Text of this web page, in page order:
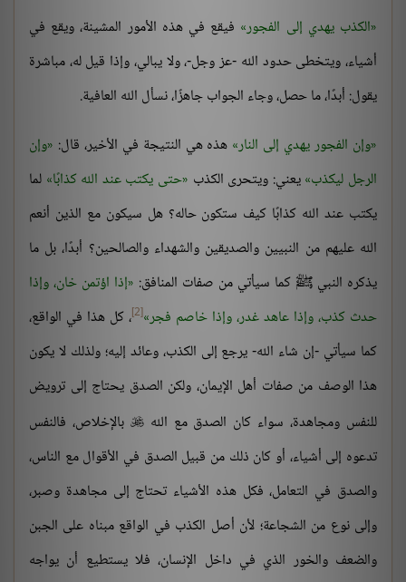
الكذب يهدي إلى الفجور فيقع في هذه الأمور المشينة، ويقع في
أشياء، ويتخطى حدود الله -عز وجل-، ولا يبالي، وإذا قيل له، مباشرة
يقول: أبدًا، ما حصل، وجاء الجواب جاهزًا، نسأل الله العافية.
وإن الفجور يهدي إلى النار هذه هي النتيجة في الأخير، قال: وإن
الرجل ليكذب يعني: ويتحرى الكذب حتى يكتب عند الله كذابًا لما
يكتب عند الله كذابًا كيف ستكون حاله؟ هل سيكون مع الذين أنعم
الله عليهم من النبيين والصديقين والشهداء والصالحين؟ أبدًا، بل ما
يذكره النبي ﷺ كما سيأتي من صفات المنافق: إذا اؤتمن خان، وإذا
حدث كذب، وإذا عاهد غدر، وإذا خاصم فجر [2] ، كل هذا في الواقع،
كما سيأتي -إن شاء الله- يرجع إلى الكذب، وعائد إليه؛ ولذلك لا يكون
هذا الوصف من صفات أهل الإيمان، ولكن الصدق يحتاج إلى ترويض
للنفس ومجاهدة، سواء كان الصدق مع الله بالإخلاص، فالنفس
تدعوه إلى أشياء، أو كان ذلك من قبيل الصدق في الأقوال مع الناس،
والصدق في التعامل، فكل هذه الأشياء تحتاج إلى مجاهدة وصبر،
وإلى نوع من الشجاعة؛ لأن أصل الكذب في الواقع مبناه على الجبن
والضعف والخور الذي في داخل الإنسان، فلا يستطيع أن يواجه